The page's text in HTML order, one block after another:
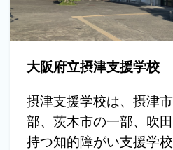
大阪府立摂津支援学校
摂津支援学校は、摂津
部、茨木市の一部、吹
持つ知的障がい支援学校